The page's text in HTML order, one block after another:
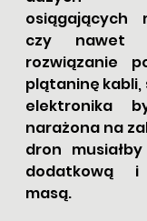
osiągających
czy nawet
rozwiązanie
plątaninę
elektronika
narażona na
dron
dodatkową i
masą.